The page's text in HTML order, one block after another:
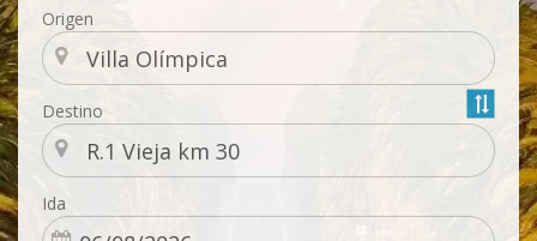
Origen
Destino
Ida